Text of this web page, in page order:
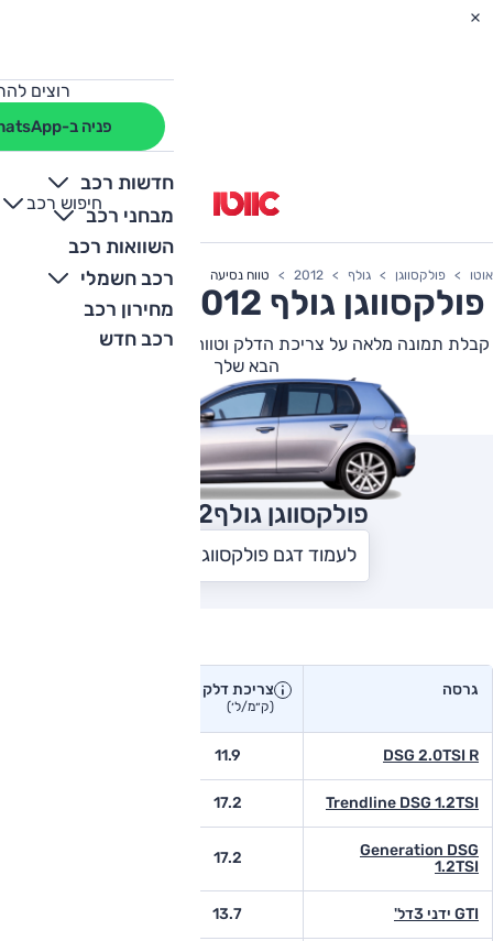
רוצים
פניה ב-WhatsApp
חדשות רכב
מבחני רכב
השוואות רכב
רכב חשמלי
מחירון רכב
רכב חדש
חיפוש רכב
+
-
אוטו פולקסווגן גולף 2012 טווח נסיעה
פולקסווגן גולף
קבלת תמונה מלאה על צריכת הדלק וטווח הנסיעה של פולקסווגן גולף
הבא שלך
פולקסווגן גולף2012
לעמוד דגם פולקסווגן גולף
גרסה צריכת דלק יצרן
(ק״מ/ל׳)
DSG 2.0TSI R
11.9
Trendline DSG 1.2TSI
17.2
Generation DSG
1.2TSI
17.2
GTI ידני 3דל' 13.7